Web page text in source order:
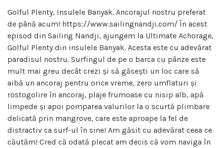
Golful Plenty, Insulele Banyak. Ancorajul nostru preferat
de până acum! https://www.sailingnandji.com/ În acest
episod din Sailing Nandji, ajungem la Ultimate Achorage,
Golful Plenty din insulele Banyak. Acesta este cu adevărat
paradisul nostru. Surfingul de pe o barca cu pânze este
mult mai greu decât crezi și să găsești un loc care să
aibă un ancoraj pentru orice vreme, zero umflaturi și
rostogolire în ancoraj, plaje frumoase cu nisip alb, apă
limpede și apoi pomparea valurilor la o scurtă plimbare
delicată prin mangrove, care este aproape la fel de
distractiv ca surf-ul în sine! Am găsit cu adevărat ceea ce
căutăm! Cred că odată plecat am decis că vom naviga în